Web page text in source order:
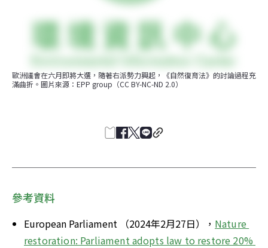
歐洲議會在六月即將大選，隨著右派勢力興起，《自然復育法》的討論過程充
滿曲折。圖片來源：EPP group（CC BY-NC-ND 2.0）
參考資料
European Parliament （2024年2月27日）， Nature
restoration: Parliament adopts law to restore 20%